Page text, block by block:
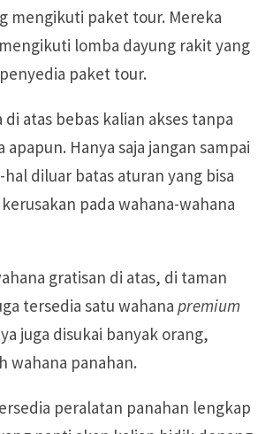
mengikuti paket tour. Mereka
lomba dayung rakit yang
paket tour.
di atas bebas kalian akses tanpa
apapun. Hanya saja jangan sampai
diluar batas aturan yang bisa
pada wahana-wahana
gratisan di atas, di taman
tersedia satu wahana premium
juga disukai banyak orang,
wahana panahan.
peralatan panahan lengkap